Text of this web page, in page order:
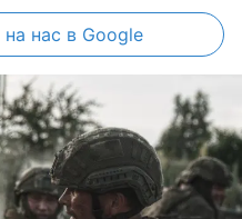
на нас в Google